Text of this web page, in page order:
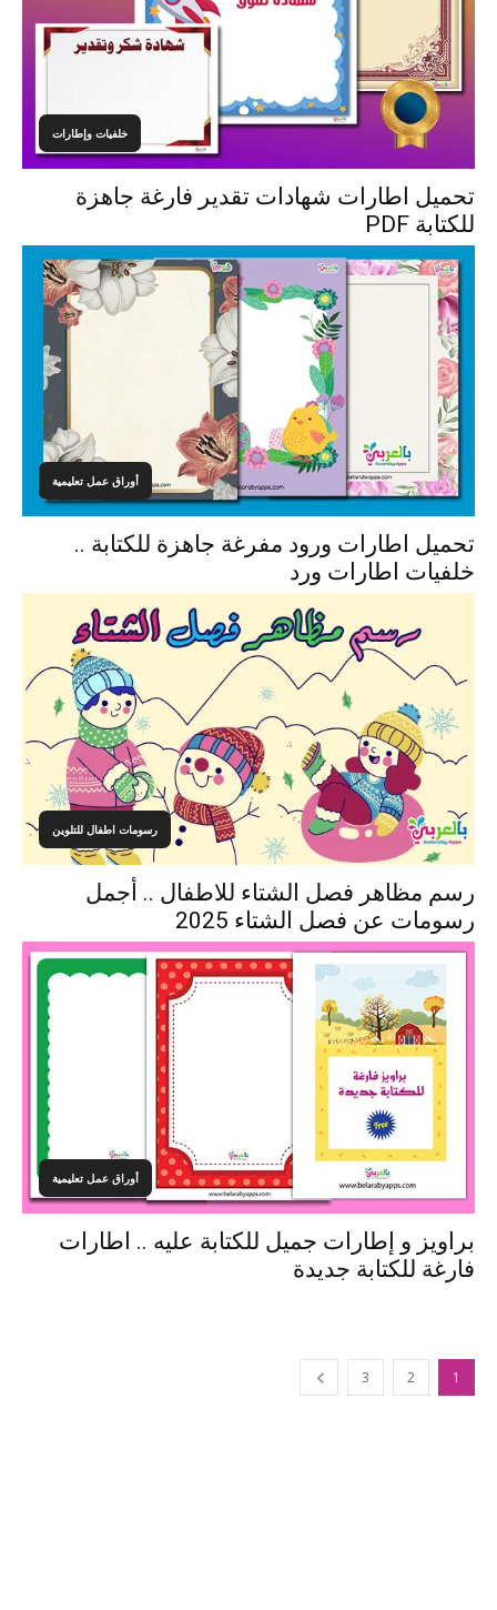
خلفيات وإطارات
تحميل اطارات شهادات تقدير فارغة جاهزة
للكتابة PDF
أوراق عمل تعليمية
تحميل اطارات ورود مفرغة جاهزة للكتابة ..
خلفيات اطارات ورد
رسومات اطفال للتلوين
رسم مظاهر فصل الشتاء للاطفال .. أجمل
رسومات عن فصل الشتاء 2025
أوراق عمل تعليمية
براويز و إطارات جميل للكتابة عليه .. اطارات
فارغة للكتابة جديدة
1
2
3